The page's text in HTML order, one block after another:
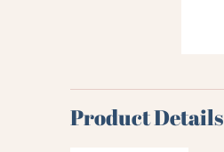
Product Details